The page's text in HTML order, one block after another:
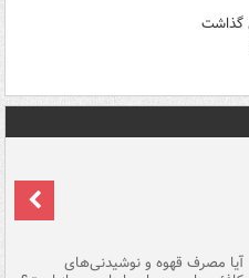
آیا مصرف قهوه و نوشیدنی‌های